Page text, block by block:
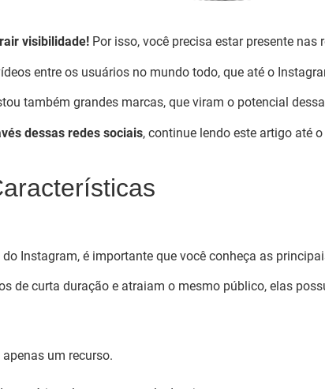
visibilidade! Por isso, você precisa estar presente
entre os usuários no mundo todo, que até o
também grandes marcas, que viram o potencial
dessas redes sociais, continue lendo este artigo até
Instagram, é importante que você conheça as
de curta duração e atraiam o mesmo público, elas
um recurso.